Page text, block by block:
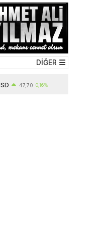
DİĞER
47,70 0,16%